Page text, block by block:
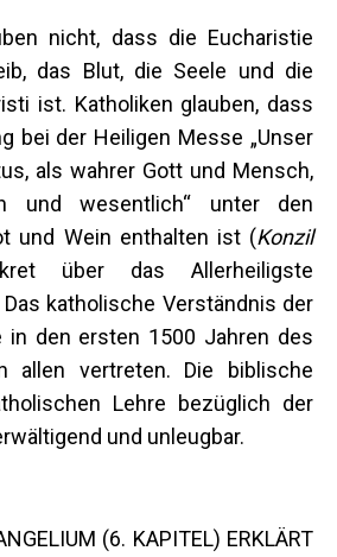
nicht, dass die Eucharistie
das Blut, die Seele und die
ist. Katholiken glauben, dass
bei der Heiligen Messe „Unser
als wahrer Gott und Mensch,
und wesentlich“ unter den
und Wein enthalten ist (Konzil
über das Allerheiligste
Das katholische Verständnis der
in den ersten 1500 Jahren des
allen vertreten. Die biblische
Lehre bezüglich der
und unleugbar.
(6. KAPITEL) ERKLÄRT